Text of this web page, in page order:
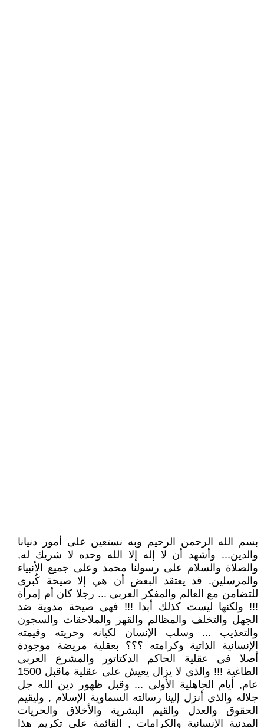
بسم الله الرحمن الرحيم وبه نستعين على أمور دنيانا
والدين... وأشهد أن لا إله إلا الله وحده لا شريك له,
والصلاة والسلام على رسولنا محمد وعلى جميع الأنبياء
والمرسلين. قد يعتقد البعض أن هي إلا صيحة كُبرى
للتضامن مع العالم والمفكر العربي ... رجلا كان أم إمرأة
!!! ولكنها ليست كذلك أبدا !!! فهي صيحة مدوية ضد
الجهل والتخلف والمظالم والقهر والملاحقات والسجون
والتعذيب ... وسلب الإنسان لكيانه وحريته وقيمته
الإنسانية الذاتية وكرامته ؟؟؟ بعقلية مريضة موجودة
أصلا في عقلية الحاكم الدكتاتور والمشرع العربي
الطاغية !!! والذي لا يزال يعيش على عقلية ماقبل 1500
عام, أيام الجاهلية الأولى ... وقبل ظهور دين الله جل
جلاله والذي أنزل إلينا رسالته السماوية الإسلام , وليقيم
الحقوق والعدل والقيم البشرية والأخلاق والحريات
المدنية الإنسانية والكرامات , القائمة على تكريم هذا